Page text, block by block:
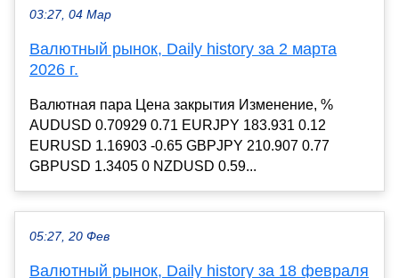
03:27, 04 Мар
Валютный рынок, Daily history за 2 марта
2026 г.
Валютная пара Цена закрытия Изменение, %
AUDUSD 0.70929 0.71 EURJPY 183.931 0.12
EURUSD 1.16903 -0.65 GBPJPY 210.907 0.77
GBPUSD 1.3405 0 NZDUSD 0.59...
05:27, 20 Фев
Валютный рынок, Daily history за 18 февраля